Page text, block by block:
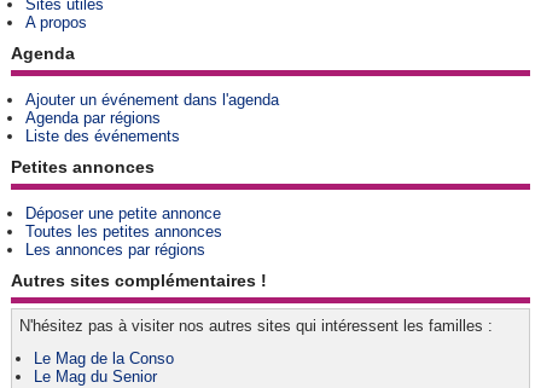
Sites utiles
A propos
Agenda
Ajouter un événement dans l'agenda
Agenda par régions
Liste des événements
Petites annonces
Déposer une petite annonce
Toutes les petites annonces
Les annonces par régions
Autres sites complémentaires !
N'hésitez pas à visiter nos autres sites qui intéressent les familles :
Le Mag de la Conso
Le Mag du Senior